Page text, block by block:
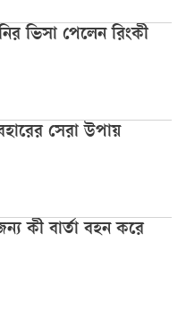
ভিসা পেলেন রিংকী
সেরা উপায়
কী বার্তা বহন করে